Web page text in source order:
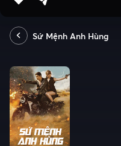
Sứ Mệnh Anh Hùng